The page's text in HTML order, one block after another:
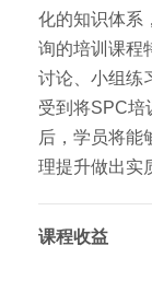
化的知识体系
询的培训课程
讨论、小组练
受到将SPC培
后，学员将能
理提升做出实
课程收益